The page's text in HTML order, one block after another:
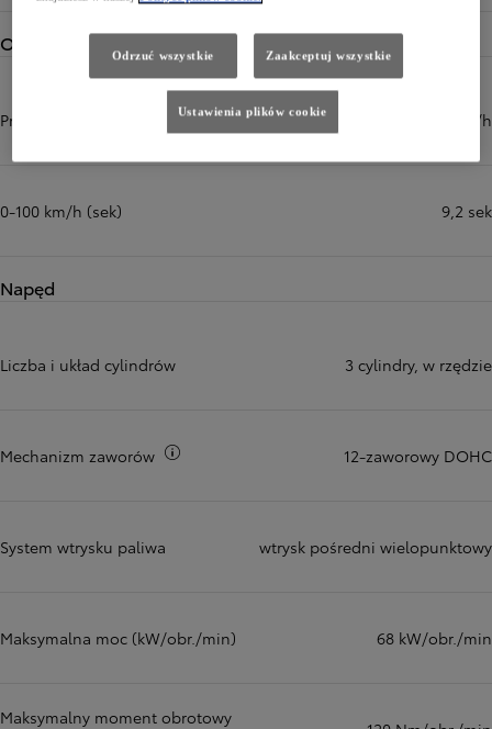
Osiągi
Prędkość maksymalna (km/h) 172 km/h
0-100 km/h (sek) 9,2 sek
Napęd
Liczba i układ cylindrów 3 cylindry, w rzędzie
Mechanizm zaworów 12-zaworowy DOHC
System wtrysku paliwa wtrysk pośredni wielopunktowy
Maksymalna moc (kW/obr./min) 68 kW/obr./min
Maksymalny moment obrotowy
Odrzuć wszystkie Zaakceptuj wszystkie
Ustawienia plików cookie